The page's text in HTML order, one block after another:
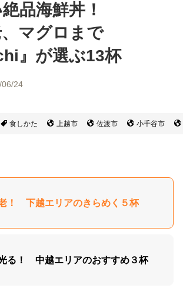
品海鮮丼！
マグロまで
』 が選ぶ13杯
06/24
食しかた 上越市 佐渡市 小千谷市
！ 下越エリアのきらめく５杯
る！ 中越エリアのおすすめ３杯